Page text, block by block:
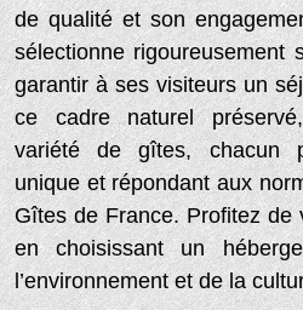
de qualité et son
sélectionne rigoureusement
garantir à ses visiteurs un
ce cadre naturel
variété de gîtes, chacun
unique et répondant aux
Gîtes de France. Profitez de
en choisissant un
l’environnement et de la